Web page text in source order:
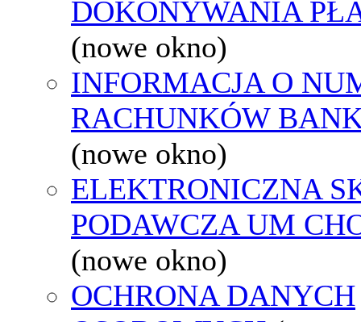
DOKONYWANIA
(nowe okno)
INFORMACJA O
RACHUNKÓW
(nowe okno)
ELEKTRONICZNA
PODAWCZA UM
(nowe okno)
OCHRONA DANYCH